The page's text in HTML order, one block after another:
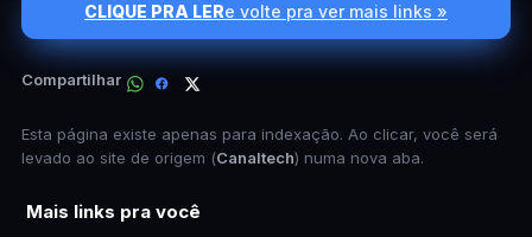
CLIQUE PRA LERe volte pra ver mais links »
Compartilhar
Esta página existe apenas para indexação. Ao clicar, você será
levado ao site de origem (Canaltech) numa nova aba.
Mais links pra você